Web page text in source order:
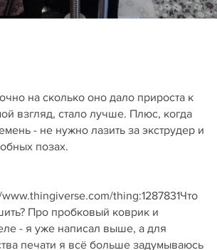
на сколько оно дало прироста к
взгляд, стало лучше. Плюс, когда
- не нужно лазить за экструдер и
позах.
thing:1287831Что
Про пробковый коврик и
- я уже написал выше, а для
печати я всё больше задумываюсь